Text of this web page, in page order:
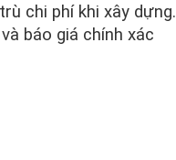
chi phí khi xây dựng.
báo giá chính xác